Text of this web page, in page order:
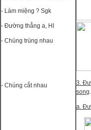
- Làm miệng ? Sgk
- Đường thẳng a, HI
- Chúng trùng nhau
- Chúng cắt nhau
3.
song
a.